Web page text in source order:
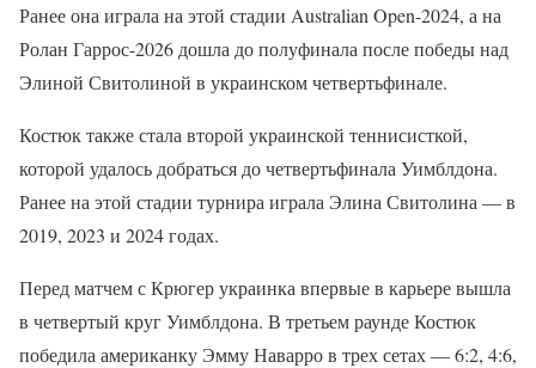
Ранее она играла на этой стадии Australian Open-2024, а на
Ролан Гаррос-2026 дошла до полуфинала после победы над
Элиной Свитолиной в украинском четвертьфинале.
Костюк также стала второй украинской теннисисткой,
которой удалось добраться до четвертьфинала Уимблдона.
Ранее на этой стадии турнира играла Элина Свитолина — в
2019, 2023 и 2024 годах.
Перед матчем с Крюгер украинка впервые в карьере вышла
в четвертый круг Уимблдона. В третьем раунде Костюк
победила американку Эмму Наварро в трех сетах — 6:2, 4:6,